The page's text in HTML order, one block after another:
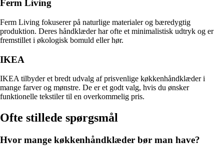
Ferm Living
Ferm Living fokuserer på naturlige materialer og bæredygtig
produktion. Deres håndklæder har ofte et minimalistisk udtryk og er
fremstillet i økologisk bomuld eller hør.
IKEA
IKEA tilbyder et bredt udvalg af prisvenlige køkkenhåndklæder i
mange farver og mønstre. De er et godt valg, hvis du ønsker
funktionelle tekstiler til en overkommelig pris.
Ofte stillede spørgsmål
Hvor mange køkkenhåndklæder bør man have?